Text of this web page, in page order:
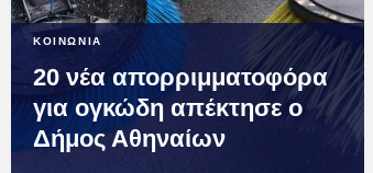
ΚΟΙΝΩΝΙΑ
20 νέα απορριμματοφόρα
για ογκώδη απέκτησε ο
Δήμος Αθηναίων